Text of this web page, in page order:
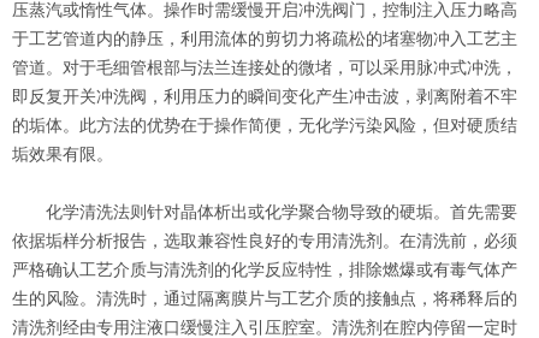
压蒸汽或惰性气体。操作时需缓慢开启冲洗阀门，控制注入压力略高
于工艺管道内的静压，利用流体的剪切力将疏松的堵塞物冲入工艺主
管道。对于毛细管根部与法兰连接处的微堵，可以采用脉冲式冲洗，
即反复开关冲洗阀，利用压力的瞬间变化产生冲击波，剥离附着不牢
的垢体。此方法的优势在于操作简便，无化学污染风险，但对硬质结
垢效果有限。
化学清洗法则针对晶体析出或化学聚合物导致的硬垢。首先需要
依据垢样分析报告，选取兼容性良好的专用清洗剂。在清洗前，必须
严格确认工艺介质与清洗剂的化学反应特性，排除燃爆或有毒气体产
生的风险。清洗时，通过隔离膜片与工艺介质的接触点，将稀释后的
清洗剂经由专用注液口缓慢注入引压腔室。清洗剂在腔内停留一定时